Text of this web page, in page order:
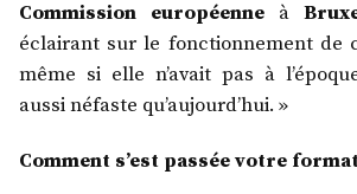
Commission européenneà
éclairant sur le fonctionnement de
même si elle n’avait pas à
aussi néfaste qu’aujourd’hui. »
Comment s’est passée votre